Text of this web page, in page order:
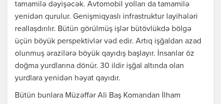
tamamilə dəyişəcək. Avtomobil yolları da tamamilə
yenidən qurulur. Genişmiqyaslı infrastruktur layihələri
reallaşdırılır. Bütün görülmüş işlər bütövlükdə bölgə
üçün böyük perspektivlər vəd edir. Artıq işğaldan azad
olunmuş ərazilərə böyük qayıdış başlayır. İnsanlar öz
doğma yurdlarına dönür. 30 ildir işğal altında olan
yurdlara yenidən həyat qayıdır.
Bütün bunlara Müzəffər Ali Baş Komandan İlham